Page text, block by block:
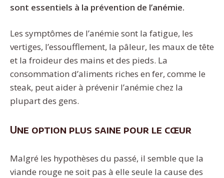
sont essentiels à la prévention de l’anémie.
Les symptômes de l’anémie sont la fatigue, les
vertiges, l’essoufflement, la pâleur, les maux de tête
et la froideur des mains et des pieds. La
consommation d’aliments riches en fer, comme le
steak, peut aider à prévenir l’anémie chez la
plupart des gens.
Une option plus saine pour le cœur
Malgré les hypothèses du passé, il semble que la
viande rouge ne soit pas à elle seule la cause des